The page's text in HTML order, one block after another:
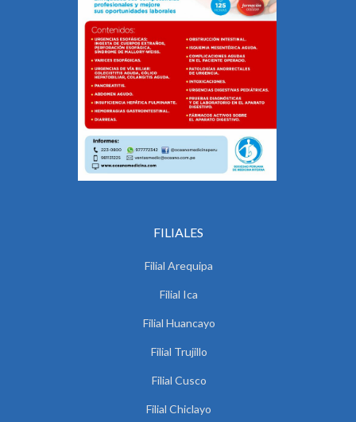
FILIALES
Filial Arequipa
Filial Ica
Filial Huancayo
Filial Trujillo
Filial Cusco
Filial Chiclayo